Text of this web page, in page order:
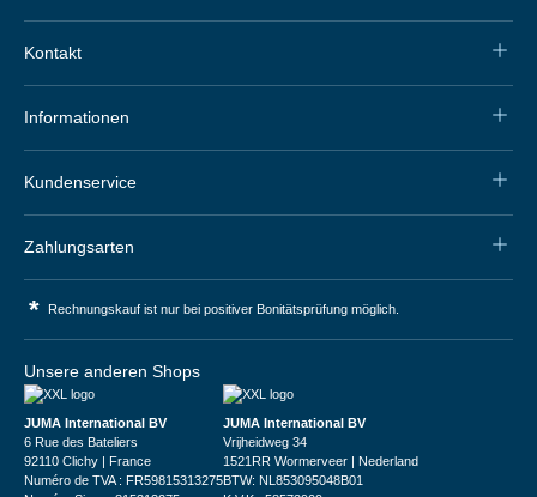
Kontakt
Informationen
Kundenservice
Zahlungsarten
* Rechnungskauf ist nur bei positiver Bonitätsprüfung möglich.
Unsere anderen Shops
JUMA International BV
6 Rue des Bateliers
92110 Clichy | France
Numéro de TVA : FR59815313275
JUMA International BV
Vrijheidweg 34
1521RR Wormerveer | Nederland
BTW: NL853095048B01